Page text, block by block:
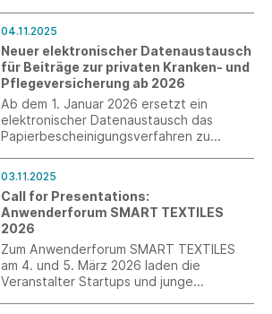
04.11.2025
Neuer elektronischer Datenaustausch
für Beiträge zur privaten Kranken- und
Pflegeversicherung ab 2026
Ab dem 1. Januar 2026 ersetzt ein
elektronischer Datenaustausch das
Papierbescheinigungsverfahren zu
03.11.2025
Call for Presentations:
Anwenderforum SMART TEXTILES
2026
Zum Anwenderforum SMART TEXTILES
am 4. und 5. März 2026 laden die
Veranstalter Startups und junge